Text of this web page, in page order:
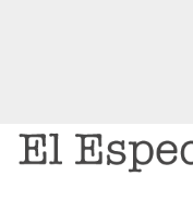
Saltar